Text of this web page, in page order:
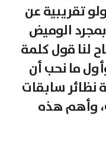
تقريبية عن
الوميض
لنا قول كلمة
ما نحب أن
نظائر سابقات
وأهم هذه